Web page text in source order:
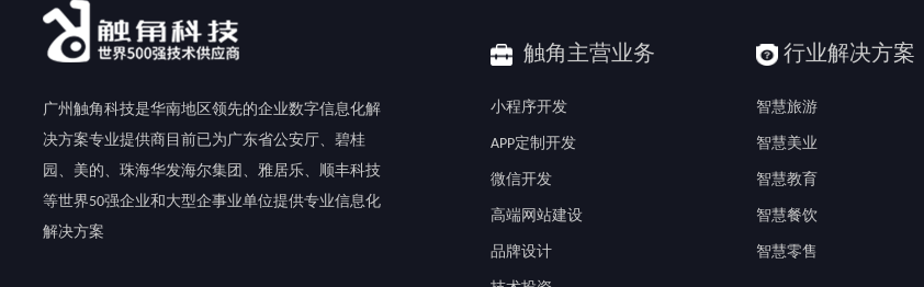
广州触角科技是华南地区领先的企业数字信息化解
决方案专业提供商目前已为广东省公安厅、碧桂
园、美的、珠海华发海尔集团、雅居乐、顺丰科技
等世界50强企业和大型企事业单位提供专业信息化
解决方案
触角主营业务
小程序开发
APP定制开发
微信开发
高端网站建设
品牌设计
行业解决方案
智慧旅游
智慧美业
智慧教育
智慧餐饮
智慧零售